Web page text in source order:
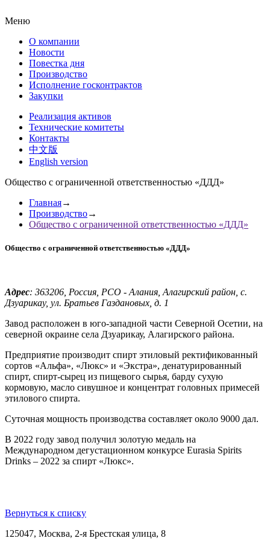
Меню
О компании
Новости
Повестка дня
Производство
Исполнение госконтрактов
Закупки
Реализация активов
Технические комитеты
Контакты
中文版
English version
Общество с ограниченной ответственностью «ДДД»
Главная→
Производство→
Общество с ограниченной ответственностью «ДДД»
Общество с ограниченной ответственностью «ДДД»
Адрес: 363206, Россия, РСО - Алания, Алагирский район, с.
Дзуарикау, ул. Братьев Газдановых, д. 1
Завод расположен в юго-западной части Северной Осетии, на
северной окраине села Дзуарикау, Алагирского района.
Предприятие производит спирт этиловый ректификованный
сортов «Альфа», «Люкс» и «Экстра», денатурированный
спирт, спирт-сырец из пищевого сырья, барду сухую
кормовую, масло сивушное и концентрат головных примесей
этилового спирта.
Суточная мощность производства составляет около 9000 дал.
В 2022 году завод получил золотую медаль на
Международном дегустационном конкурсе Eurasia Spirits
Drinks – 2022 за спирт «Люкс».
Вернуться к списку
125047, Москва, 2-я Брестская улица, 8